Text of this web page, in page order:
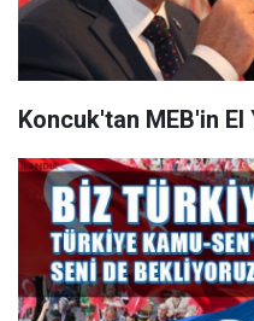
Koncuk'tan MEB'in El